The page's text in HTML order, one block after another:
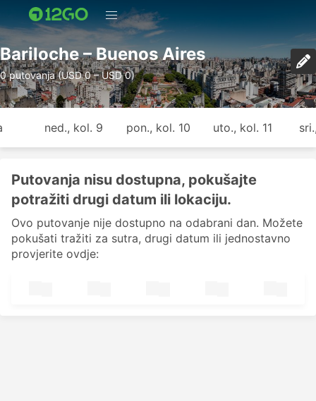
Bariloche – Buenos Aires
0 putovanja (USD 0 – USD 0)
ned., kol. 9 pon., kol. 10 uto., kol. 11
Putovanja nisu dostupna, pokušajte
potražiti drugi datum ili lokaciju.
Ovo putovanje nije dostupno na odabrani dan. Možete
pokušati tražiti za sutra, drugi datum ili jednostavno
provjerite ovdje: